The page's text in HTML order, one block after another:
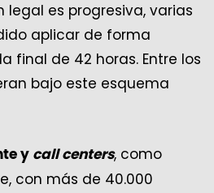
legal es progresiva, varias
aplicar de forma
final de 42 horas. Entre los
bajo este esquema
y call centers, como
con más de 40.000